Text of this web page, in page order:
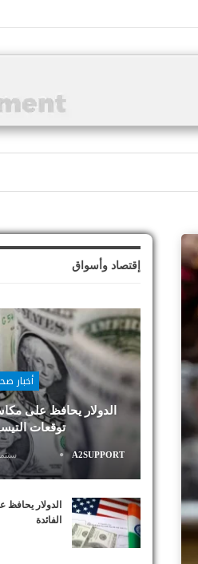
إقتصاد وأسواق
أخبار
الدولار يحافظ على
توقعات
A2SUPPORT سبتمبر
الدولار
الفائدة